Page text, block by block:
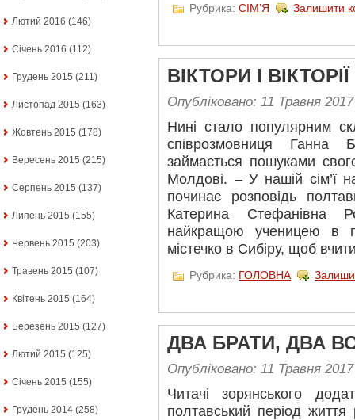
Лютий 2016 (146)
Січень 2016 (112)
Грудень 2015 (211)
Листопад 2015 (163)
Жовтень 2015 (178)
Вересень 2015 (215)
Серпень 2015 (137)
Липень 2015 (155)
Червень 2015 (203)
Травень 2015 (107)
Квітень 2015 (164)
Березень 2015 (127)
Лютий 2015 (125)
Січень 2015 (155)
Грудень 2014 (258)
Рубрика: СІМ’Я Залишити
ВІКТОРИ І
Опубліковано: 11 Травня 2017
Нині стало популярним
співрозмовниця Ганна
займається пошуками
Молдові. – У нашій сім’ї
починає розповідь
Катерина Стефанівна
найкращою ученицею в
містечко в Сибіру, щоб
Рубрика: ГОЛОВНА
ДВА БРАТИ, ДВА
Опубліковано: 11 Травня 2017
Читачі зорянського
полтавський період